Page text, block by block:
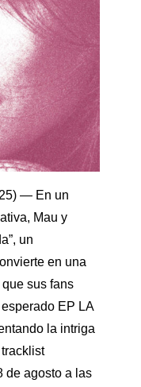
— En un
Mau y
un
en una
sus fans
EP LA
la intriga
de agosto a las